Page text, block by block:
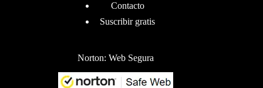
Contacto
Suscribir gratis
Norton: Web Segura